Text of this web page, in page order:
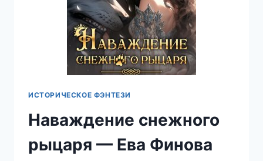
ИСТОРИЧЕСКОЕ ФЭНТЕЗИ
Наваждение снежного
рыцаря — Ева Финова